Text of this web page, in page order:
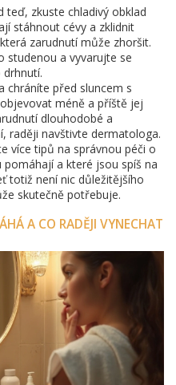
teď, zkuste chladivý obklad
stáhnout cévy a zklidnit
zarudnutí může zhoršit.
studenou a vyvarujte se
drhnutí.
chráníte před sluncem s
méně a příště jej
dlouhodobé a
raději navštivte dermatologa.
více tipů na správnou péči o
a které jsou spíš na
totiž není nic důležitějšího
skutečně potřebuje.
A CO RADĚJI VYNECHAT